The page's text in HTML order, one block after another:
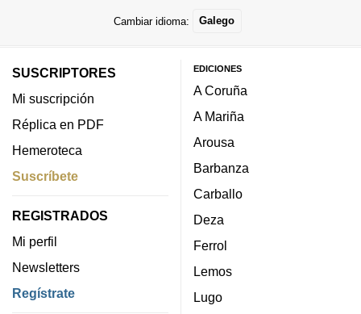
Cambiar idioma: Galego
SUSCRIPTORES
Mi suscripción
Réplica en PDF
Hemeroteca
Suscríbete
REGISTRADOS
Mi perfil
Newsletters
Regístrate
EDICIONES
A Coruña
A Mariña
Arousa
Barbanza
Carballo
Deza
Ferrol
Lemos
Lugo